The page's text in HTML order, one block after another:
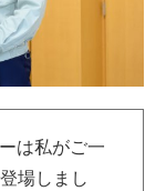
は私がご一
場しまし